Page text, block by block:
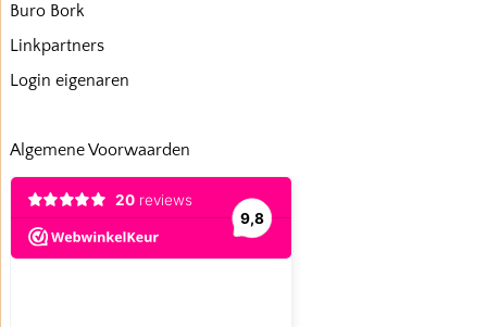
Buro Bork
Linkpartners
Login eigenaren
Algemene Voorwaarden